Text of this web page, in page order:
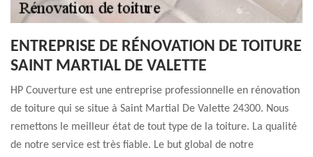
ENTREPRISE DE RÉNOVATION DE TOITURE
SAINT MARTIAL DE VALETTE
HP Couverture est une entreprise professionnelle en rénovation
de toiture qui se situe à Saint Martial De Valette 24300. Nous
remettons le meilleur état de tout type de la toiture. La qualité
de notre service est très fiable. Le but global de notre